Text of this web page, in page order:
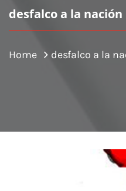
desfalco a la nación
Home desfalco a la